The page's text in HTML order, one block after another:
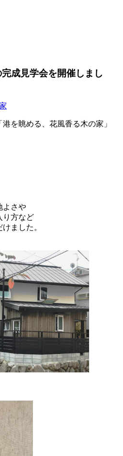
成見学会を開催しまし
を眺める、花風香る木の家」
よさや
り方など
ました。